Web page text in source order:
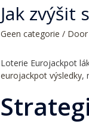
Jak zvýšit
Geen categorie /
Loterie Eurojackpot
eurojackpot výsledky,